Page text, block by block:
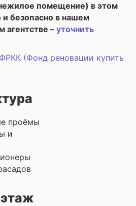
помещение) в этом
безопасно в нашем
агентстве – уточнить
(Фонд реновации купить
проёмы
и